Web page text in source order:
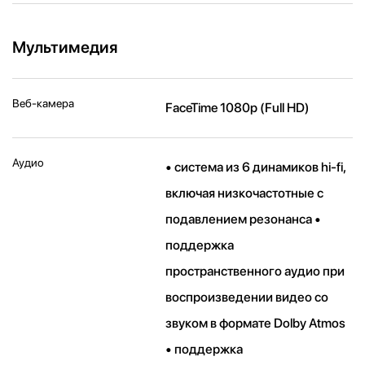
Мультимедия
Веб-камера FaceTime 1080p (Full HD)
Аудио
• система из 6 динамиков hi-fi,
включая низкочастотные с
подавлением резонанса •
поддержка
пространственного аудио при
воспроизведении видео со
звуком в формате Dolby Atmos
• поддержка